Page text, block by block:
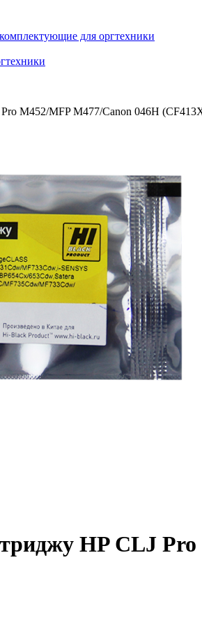
для оргтехники
M452/­MFP M477/­Canon 046H
HP CLJ Pro